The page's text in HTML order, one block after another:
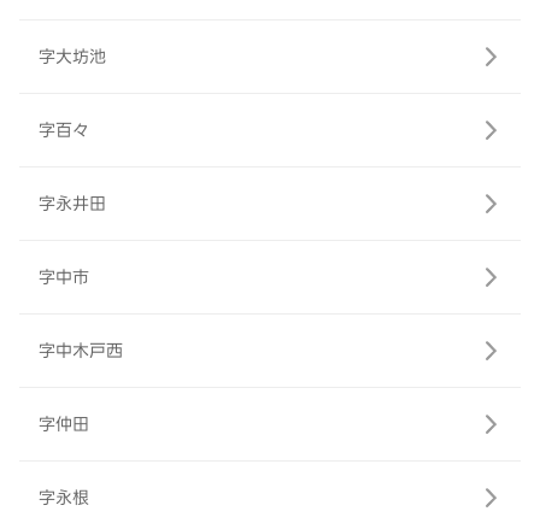
字大坊池
字百々
字永井田
字中市
字中木戸西
字仲田
字永根